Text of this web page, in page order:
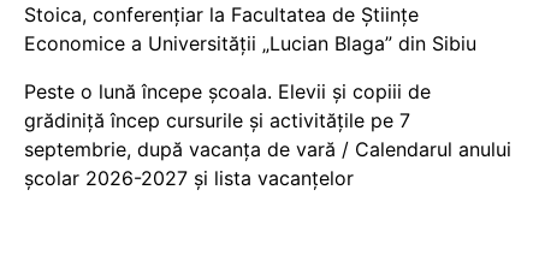
Stoica, conferențiar la Facultatea de Științe
Economice a Universității „Lucian Blaga” din Sibiu
Peste o lună începe școala. Elevii și copiii de
grădiniță încep cursurile și activitățile pe 7
septembrie, după vacanța de vară / Calendarul anului
școlar 2026-2027 și lista vacanțelor